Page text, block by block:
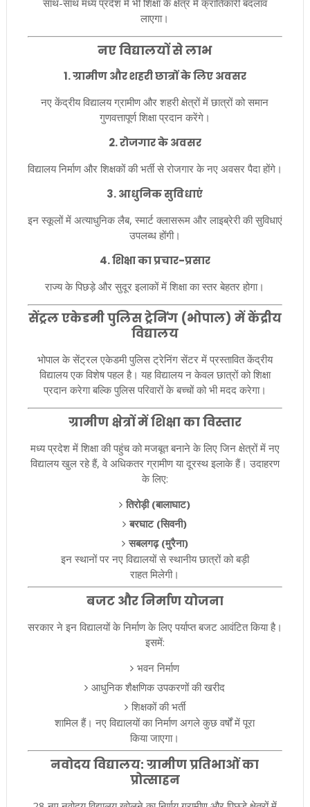
साथ-साथ मध्य प्रदेश में भी शिक्षा के क्षेत्र में क्रांतिकारी बदलाव
लाएगा।
नए विद्यालयों से लाभ
1.ग्रामीण और शहरी छात्रों के लिए अवसर
नए केंद्रीय विद्यालय ग्रामीण और शहरी क्षेत्रों में छात्रों को समान
गुणवत्तापूर्ण शिक्षा प्रदान करेंगे।
2.रोजगार के अवसर
विद्यालय निर्माण और शिक्षकों की भर्ती से रोजगार के नए अवसर पैदा होंगे।
3.आधुनिक सुविधाएं
इन स्कूलों में अत्याधुनिक लैब, स्मार्ट क्लासरूम और लाइब्रेरी की सुविधाएं
उपलब्ध होंगी।
4.शिक्षा का प्रचार-प्रसार
राज्य के पिछड़े और सुदूर इलाकों में शिक्षा का स्तर बेहतर होगा।
सेंट्रल एकेडमी पुलिस ट्रेनिंग (भोपाल) में केंद्रीय
विद्यालय
भोपाल के सेंट्रल एकेडमी पुलिस ट्रेनिंग सेंटर में प्रस्तावित केंद्रीय
विद्यालय एक विशेष पहल है। यह विद्यालय न केवल छात्रों को शिक्षा
प्रदान करेगा बल्कि पुलिस परिवारों के बच्चों को भी मदद करेगा।
ग्रामीण क्षेत्रों में शिक्षा का विस्तार
मध्य प्रदेश में शिक्षा की पहुंच को मजबूत बनाने के लिए जिन क्षेत्रों में नए
विद्यालय खुल रहे हैं, वे अधिकतर ग्रामीण या दूरस्थ इलाके हैं। उदाहरण
के लिए:
तिरोड़ी (बालाघाट)
बरघाट (सिवनी)
सबलगढ़ (मुरैना)
इन स्थानों पर नए विद्यालयों से स्थानीय छात्रों को बड़ी
राहत मिलेगी।
बजट और निर्माण योजना
सरकार ने इन विद्यालयों के निर्माण के लिए पर्याप्त बजट आवंटित किया है।
इसमें:
भवन निर्माण
आधुनिक शैक्षणिक उपकरणों की खरीद
शिक्षकों की भर्ती
शामिल हैं। नए विद्यालयों का निर्माण अगले कुछ वर्षों में पूरा
किया जाएगा।
नवोदय विद्यालय: ग्रामीण प्रतिभाओं का
प्रोत्साहन